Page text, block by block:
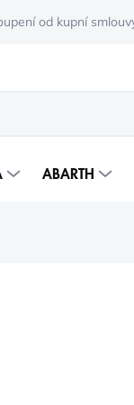
od kupní
ABARTH